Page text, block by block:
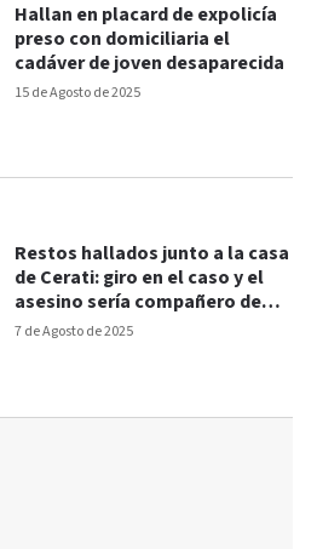
15 de Agosto de 2025
Hallan en placard de expolicía
preso con domiciliaria el
cadáver de joven desaparecida
7 de Agosto de 2025
Restos hallados junto a la casa
de Cerati: giro en el caso y el
asesino sería compañero de
colegio